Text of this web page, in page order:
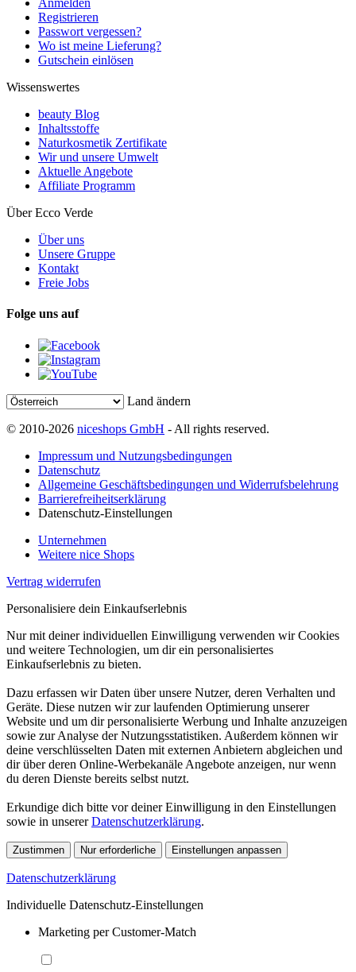
Anmelden
Registrieren
Passwort vergessen?
Wo ist meine Lieferung?
Gutschein einlösen
Wissenswertes
beauty Blog
Inhaltsstoffe
Naturkosmetik Zertifikate
Wir und unsere Umwelt
Aktuelle Angebote
Affiliate Programm
Über Ecco Verde
Über uns
Unsere Gruppe
Kontakt
Freie Jobs
Folge uns auf
Land ändern
© 2010-2026 niceshops GmbH - All rights reserved.
Impressum und Nutzungsbedingungen
Datenschutz
Allgemeine Geschäftsbedingungen und Widerrufsbelehrung
Barrierefreiheitserklärung
Datenschutz-Einstellungen
Unternehmen
Weitere nice Shops
Vertrag widerrufen
Personalisiere dein Einkaufserlebnis
Nur mit deiner individuellen Einwilligung verwenden wir Cookies
und weitere Technologien, um dir ein personalisiertes
Einkaufserlebnis zu bieten.
Dazu erfassen wir Daten über unsere Nutzer, deren Verhalten und
Geräte. Diese nutzen wir zur laufenden Optimierung unserer
Website und um dir personalisierte Werbung und Inhalte anzuzeigen
sowie zur Analyse der Nutzungsstatistiken. Außerdem können wir
deine verschlüsselten Daten mit externen Anbietern abgleichen und
dir über deren Online-Werbekanäle Angebote anzeigen, nur wenn
du deren Dienste bereits selbst nutzt.
Erkundige dich bitte vor deiner Einwilligung in den Einstellungen
sowie in unsererDatenschutzerklärung.
Zustimmen Nur erforderliche Einstellungen anpassen
Datenschutzerklärung
Individuelle Datenschutz-Einstellungen
Marketing per Customer-Match